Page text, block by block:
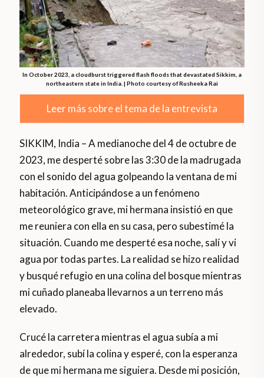
In October 2023, a cloudburst triggered flash floods that devastated Sikkim, a
northeastern state in India. | Photo courtesy of Rusheeka Rai
Leer más sobre el tema de la entrevista
SIKKIM, India – A medianoche del 4 de octubre de
2023, me desperté sobre las 3:30 de la madrugada
con el sonido del agua golpeando la ventana de mi
habitación. Anticipándose a un fenómeno
meteorológico grave, mi hermana insistió en que
me reuniera con ella en su casa, pero subestimé la
situación. Cuando me desperté esa noche, salí y vi
agua por todas partes. La realidad se hizo realidad
y busqué refugio en una colina del bosque mientras
mi cuñado planeaba llevarnos a un terreno más
elevado.
Crucé la carretera mientras el agua subía a mi
alrededor, subí la colina y esperé, con la esperanza
de que mi hermana me siguiera. Desde mi posición,